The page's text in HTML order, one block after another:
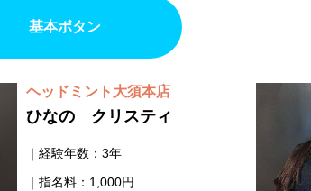
基本ボタン
ヘッドミント大須本店
ひなの クリスティ
経験年数：3年
指名料：1,000円